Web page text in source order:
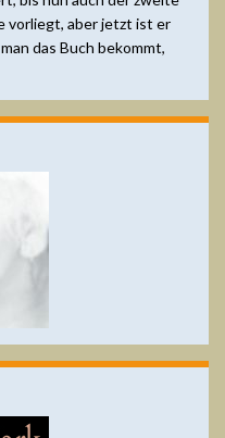
vorliegt, aber jetzt ist er
das Buch bekommt,